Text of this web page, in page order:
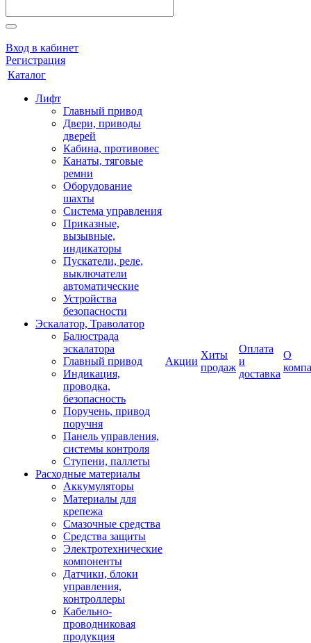
Вход в кабинет
Регистрация
Каталог
Лифт
Главный привод
Двери, приводы
дверей
Кабина, противовес
Канаты, тяговые
ремни
Оборудование
шахты
Система управления
Приказные,
вызывные,
индикаторы
Пускатели, реле,
выключатели
автоматические
Устройства
безопасности
Эскалатор, Траволатор
Балюстрада
эскалатора
Главный привод
Индикация,
проводка,
безопасность
Поручень, привод
поручня
Панель управления,
системы контроля
Ступени, паллеты
Расходные материалы
Аккумуляторы
Материалы для
крепежа
Смазочные средства
Средства защиты
Электротехнические
компоненты
Датчики, блоки
управления,
контроллеры
Кабельно-
проводниковая
продукция
Акции
Хиты
продаж
Оплата
и
доставка
О